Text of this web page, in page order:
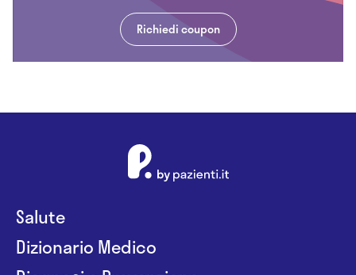
Richiedi coupon
Salute
Dizionario Medico